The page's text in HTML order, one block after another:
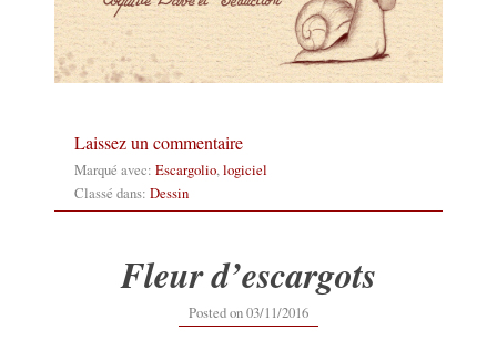
Laissez un commentaire
Marqué avec: Escargolio,logiciel
Classé dans: Dessin
Fleur d’escargots
Posted on03/11/201603/11/2016